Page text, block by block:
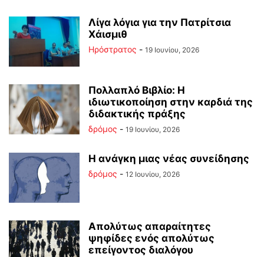
Λίγα λόγια για την Πατρίτσια
Χάισμιθ
Ηρόστρατος - 19 Ιουνίου, 2026
Πολλαπλό Βιβλίο: Η
ιδιωτικοποίηση στην καρδιά της
διδακτικής πράξης
δρόμος - 19 Ιουνίου, 2026
Η ανάγκη μιας νέας συνείδησης
δρόμος - 12 Ιουνίου, 2026
Απολύτως απαραίτητες
ψηφίδες ενός απολύτως
επείγοντος διαλόγου